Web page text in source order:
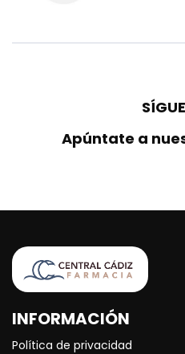
Apúntate a
INFORMACIÓN
Política de privacidad